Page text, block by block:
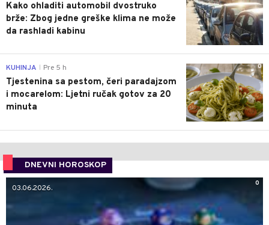
Kako ohladiti automobil dvostruko
brže: Zbog jedne greške klima ne može
da rashladi kabinu
0
KUHINJA Pre 5 h
Tjestenina sa pestom, čeri paradajzom
i mocarelom: Ljetni ručak gotov za 20
minuta
DNEVNI HOROSKOP
0
03.06.2026.